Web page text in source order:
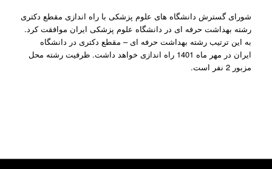
شورای گسترش دانشگاه های علوم پزشکی با راه اندازی مقطع دکتری
رشته بهداشت حرفه ای در دانشگاه علوم پزشکی ایران موافقت کرد.
به این ترتیب رشته بهداشت حرفه ای – مقطع دکتری در دانشگاه
ایران در مهر ماه 1401 راه اندازی خواهد داشت. ظرفیت رشته محل
مزبور 2 نفر است.